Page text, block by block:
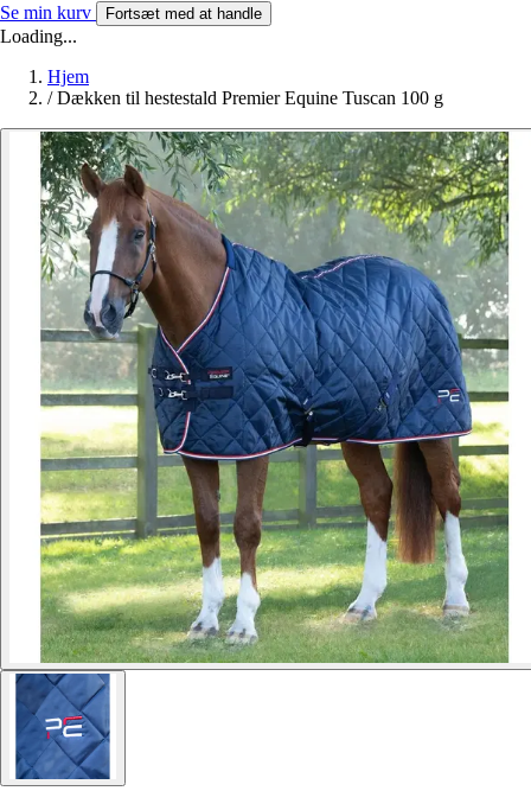
Se min kurv Fortsæt med at handle
Loading...
Hjem
/ Dækken til hestestald Premier Equine Tuscan 100 g